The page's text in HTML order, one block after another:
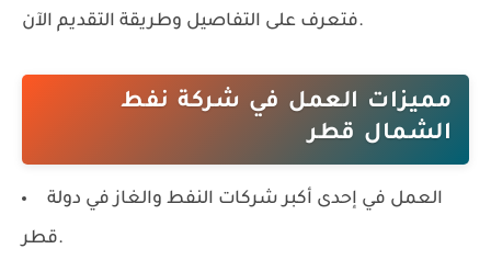
فتعرف على التفاصيل وطريقة التقديم الآن.
مميزات العمل في شركة نفط
الشمال قطر
العمل في إحدى أكبر شركات النفط والغاز في دولة
قطر.